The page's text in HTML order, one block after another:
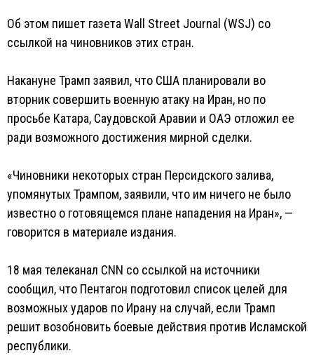
Об этом пишет газета Wall Street Journal (WSJ) со
ссылкой на чиновников этих стран.
Накануне Трамп заявил, что США планировали во
вторник совершить военную атаку на Иран, но по
просьбе Катара, Саудовской Аравии и ОАЭ отложил ее
ради возможного достижения мирной сделки.
«Чиновники некоторых стран Персидского залива,
упомянутых Трампом, заявили, что им ничего не было
известно о готовящемся плане нападения на Иран», —
говорится в материале издания.
18 мая телеканал CNN со ссылкой на источники
сообщил, что Пентагон подготовил список целей для
возможных ударов по Ирану на случай, если Трамп
решит возобновить боевые действия против Исламской
республики.